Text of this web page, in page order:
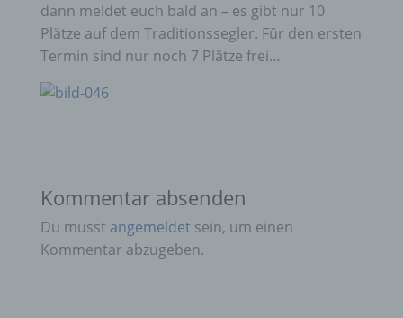
dann meldet euch bald an – es gibt nur 10
Plätze auf dem Traditionssegler. Für den ersten
Termin sind nur noch 7 Plätze frei…
Kommentar absenden
Du musst angemeldet sein, um einen
Kommentar abzugeben.